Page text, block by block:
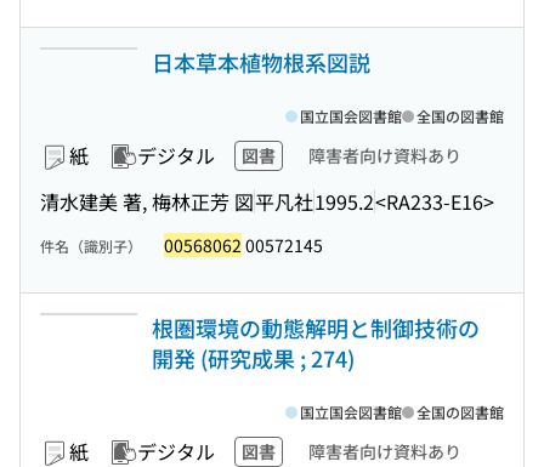
日本草本植物根系図説
紙 デジタル 図書 障害者向け資料あり
清水建美 著, 梅林正芳 図平凡社1995.2<RA233-E16>
国立国会図書館 全国の図書館
件名（識別子） 00568062 00572145
根圏環境の動態解明と制御技術の
開発 (研究成果 ; 274)
紙 デジタル 図書 障害者向け資料あり
国立国会図書館 全国の図書館